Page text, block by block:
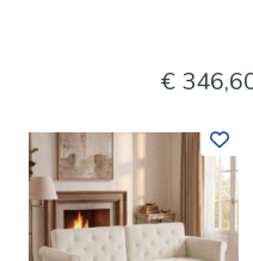
€